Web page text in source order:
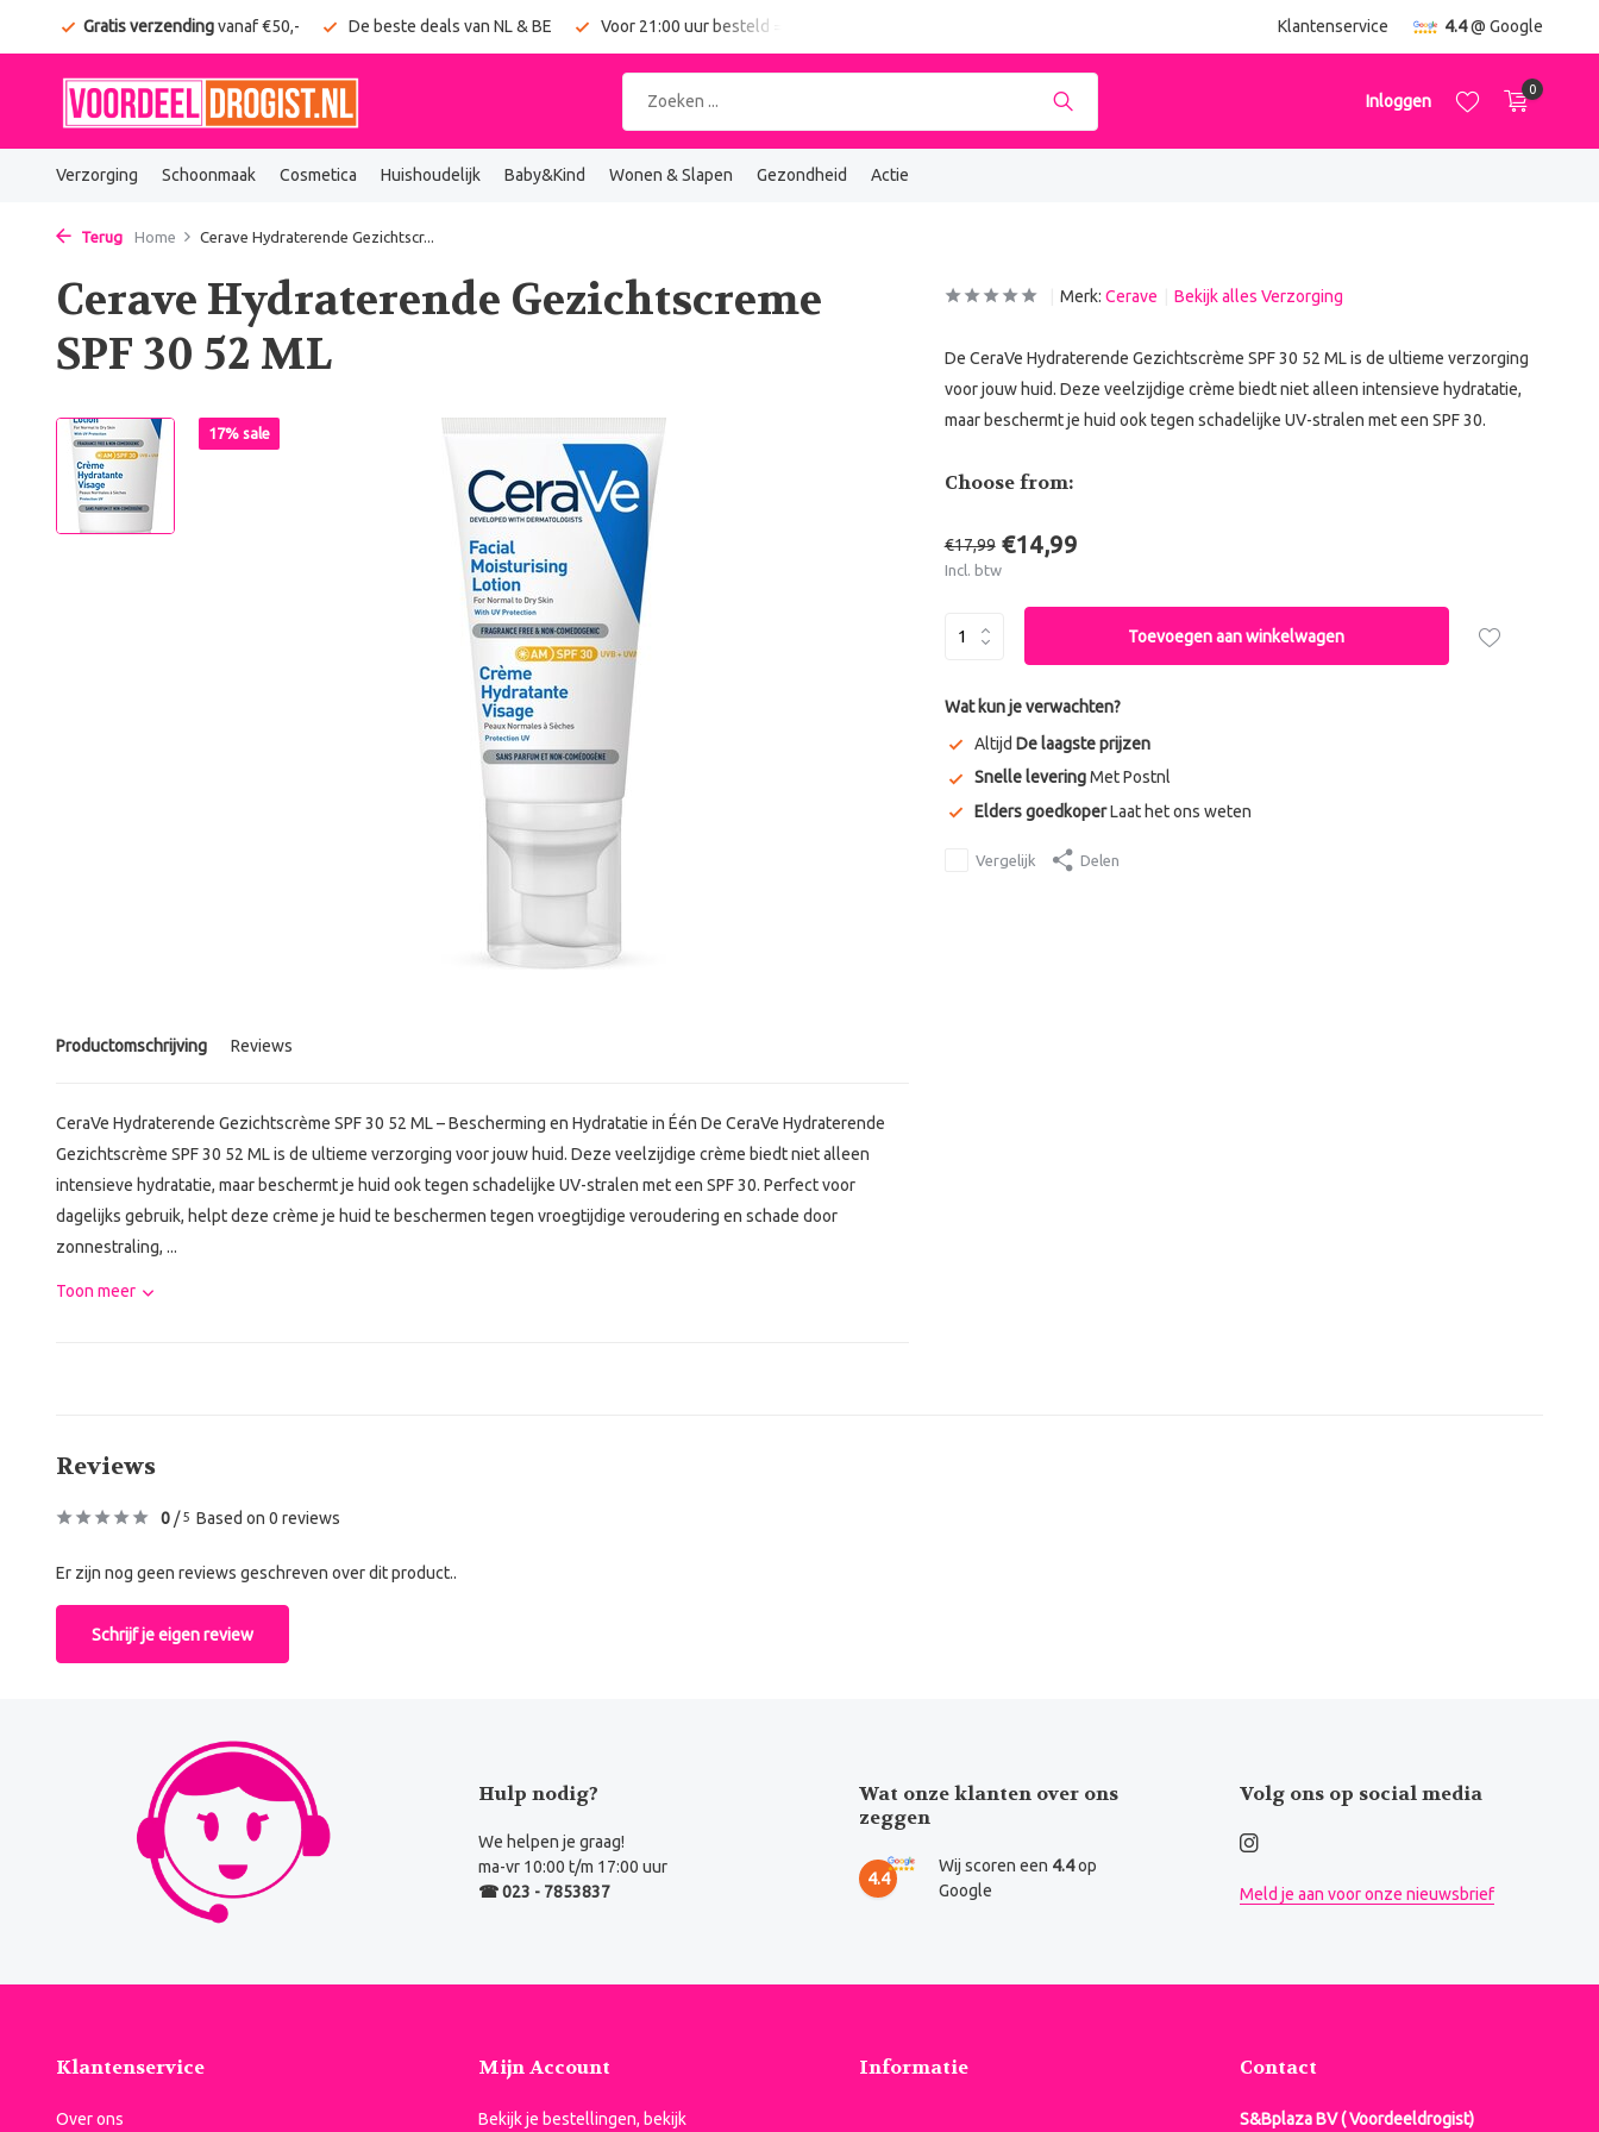
Gratis verzendingvanaf €50,- De beste deals van NL & BE Voor 21:00 uur besteld = vandaag verzonden Klantenservice 4.4@ Google
Inloggen
0
Verzorging Schoonmaak Cosmetica Huishoudelijk Baby&Kind Wonen & Slapen Gezondheid Actie
Terug Home Cerave Hydraterende Gezichtscr...
Cerave Hydraterende Gezichtscreme
SPF 30 52 ML
17% sale
Productomschrijving Reviews
CeraVe Hydraterende Gezichtscrème SPF 30 52 ML – Bescherming en Hydratatie in Één De CeraVe Hydraterende
Gezichtscrème SPF 30 52 ML is de ultieme verzorging voor jouw huid. Deze veelzijdige crème biedt niet alleen
intensieve hydratatie, maar beschermt je huid ook tegen schadelijke UV-stralen met een SPF 30. Perfect voor
dagelijks gebruik, helpt deze crème je huid te beschermen tegen vroegtijdige veroudering en schade door
zonnestraling, ...
Toon meer
Merk: Cerave Bekijk alles Verzorging
De CeraVe Hydraterende Gezichtscrème SPF 30 52 ML is de ultieme verzorging
voor jouw huid. Deze veelzijdige crème biedt niet alleen intensieve hydratatie,
maar beschermt je huid ook tegen schadelijke UV-stralen met een SPF 30.
Choose from:
€17,99 €14,99
Incl. btw
Toevoegen aan winkelwagen
Wat kun je verwachten?
Altijd De laagste prijzen
Snelle leveringMet Postnl
Elders goedkoperLaat het ons weten
Vergelijk Delen
Reviews
0 /5 Based on 0 reviews
Er zijn nog geen reviews geschreven over dit product..
Schrijf je eigen review
Hulp nodig?
We helpen je graag!
ma-vr 10:00 t/m 17:00 uur
☎ 023 - 7853837
Wat onze klanten over ons
zeggen
4.4
Wij scoren een 4.4op
Google
Volg ons op social media
Meld je aan voor onze nieuwsbrief
Klantenservice
Over ons
Mijn Account
Bekijk je bestellingen, bekijk
Informatie Contact
S&Bplaza BV ( Voordeeldrogist)